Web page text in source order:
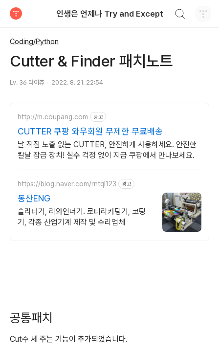
인생은 언제나 Try and Except
Coding/Python
Cutter & Finder 패치노트
Lv. 36 라이츄 2022. 8. 21. 22:54
http://m.coupang.com 광고
CUTTER 쿠팡 와우회원 무제한 무료배송
날 직접 노출 없는 CUTTER, 안전하게 사용하세요. 안전한
칼날 잠금 장치! 실수 걱정 없이 지금 쿠팡에서 만나보세요.
https://blog.naver.com/rntql123 광고
동산ENG
슬리터기, 리와인더기. 로터리커팅기, 코팅
기, 각종 산업기계 제작 및 수리업체
공통패치
Cut수 세 주는 기능이 추가되었습니다.